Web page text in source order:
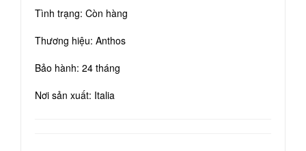
Tình trạng: Còn hàng
Thương hiệu: Anthos
Bảo hành: 24 tháng
Nơi sản xuất: Italia